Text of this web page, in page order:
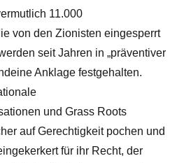
11.000
von den Zionisten eingesperrt
seit Jahren in „präventiver
Anklage festgehalten.
und Grass Roots
auf Gerechtigkeit pochen und
für ihr Recht, der